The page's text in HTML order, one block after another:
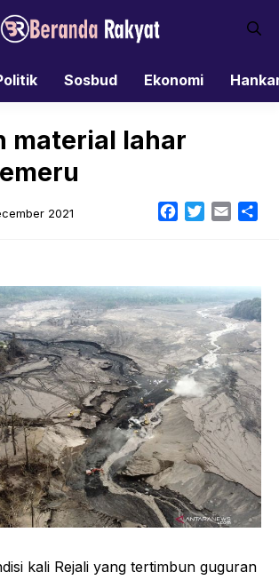
Sosbud Ekonomi
material lahar
2021 Facebook
TwitterEmail
kali Rejali yang tertimbun guguran